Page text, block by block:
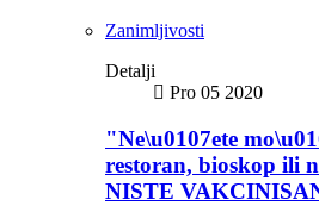
Zanimljivosti
Detalji
Pro 05 2020
"Ne\u0107ete
restoran, bioskop ili
NISTE